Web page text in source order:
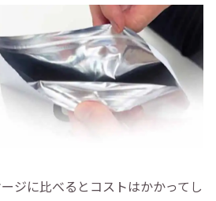
ジに比べるとコストはかかってし